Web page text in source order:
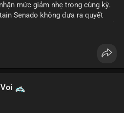
mức giảm nhẹ trong cùng kỳ.
Senado không đưa ra quyết
9.
tâm lý nhà đầu tư.